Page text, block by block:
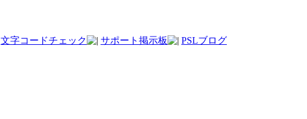
文字コードチェック サポート掲示板 PSLブログ